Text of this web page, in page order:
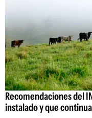
Recomendaciones del
instalado y que